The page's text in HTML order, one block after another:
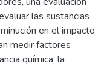
las sustancias
en el impacto
medir factores
química, la